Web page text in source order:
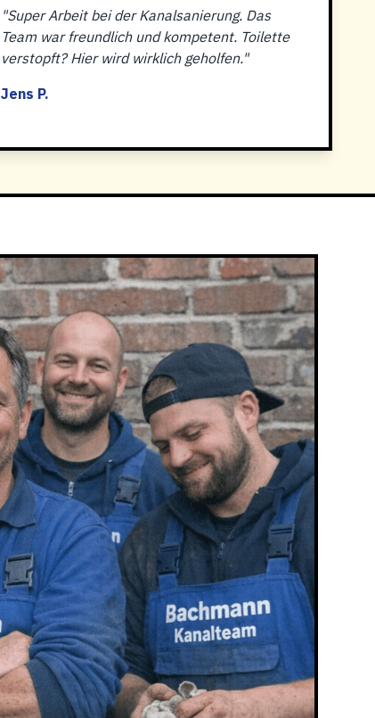
"Super Arbeit bei der Kanalsanierung. Das
Team war freundlich und kompetent. Toilette
verstopft? Hier wird wirklich geholfen."
Jens P.